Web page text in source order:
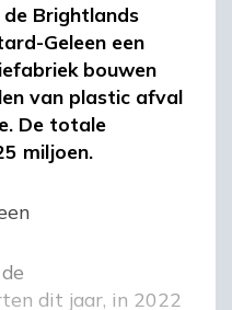
Brightlands
Geleen een
bouwen
van plastic afval
De totale
miljoen.
dit jaar, in 2022